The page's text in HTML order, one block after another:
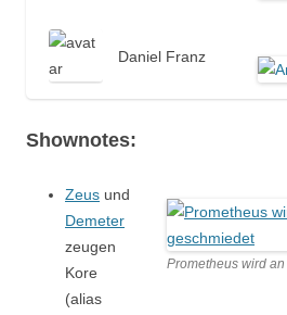
Daniel Franz
Shownotes:
Prometheus wird
Zeus und
Demeter
zeugen
Kore
(alias